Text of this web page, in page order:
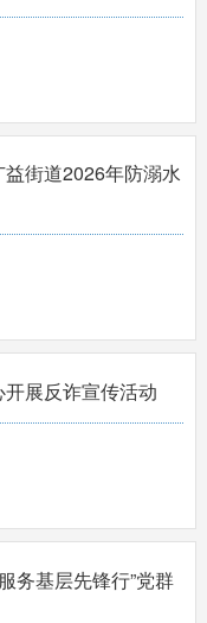
街道2026年防溺水
展反诈宣传活动
务基层先锋行”党群